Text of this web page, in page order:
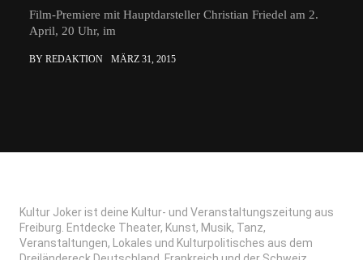
Film-Premiere mit Hauptdarsteller Christian Friedel am 2.
April, 20 Uhr, im
BY REDAKTION MÄRZ 31, 2015
Kultur Joker ist deine Kultur- und Veranstaltungszeitung aus
Freiburg. Entdecke Theater, Kunst, Musik, Tanz,
Veranstaltungen, Lokales und Kulturpolitisches aus dem